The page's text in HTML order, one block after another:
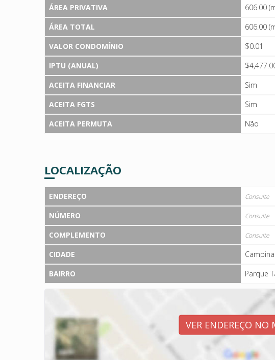
ÁREA PRIVATIVA
606.00
ÁREA TOTAL
606.00
VALOR CONDOMÍNIO
$0.01
IPTU (ANUAL)
ACEITA FINANCIAR
Sim
ACEITA FGTS
Sim
ACEITA PERMUTA
Não
LOCALIZAÇÃO
ENDEREÇO Consulte
NÚMERO Consulte
COMPLEMENTO Consulte
CIDADE
BAIRRO
Parque
VER ENDEREÇO NO